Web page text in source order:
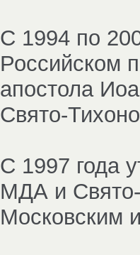
С 1994 по
Российском
апостола
Свято-
С 1997 года
МДА и Свято-
Московским